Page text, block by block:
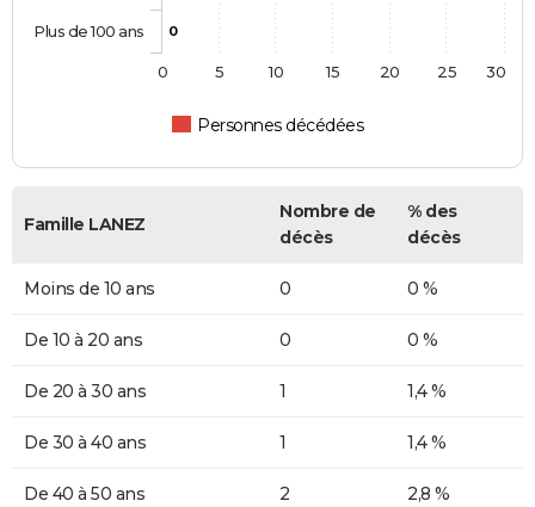
0
Personnes décédées
Plus de 100 ans
0 5 10 15 20 25 30
Famille LANEZ
Nombre de
décès
% des
décès
Moins de 10 ans 0 0 %
De 10 à 20 ans 0 0 %
De 20 à 30 ans 1 1,4 %
De 30 à 40 ans 1 1,4 %
De 40 à 50 ans 2 2,8 %